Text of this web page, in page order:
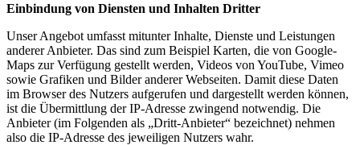
Einbindung von Diensten und Inhalten Dritter
Unser Angebot umfasst mitunter Inhalte, Dienste und Leistungen
anderer Anbieter. Das sind zum Beispiel Karten, die von Google-
Maps zur Verfügung gestellt werden, Videos von YouTube, Vimeo
sowie Grafiken und Bilder anderer Webseiten. Damit diese Daten
im Browser des Nutzers aufgerufen und dargestellt werden können,
ist die Übermittlung der IP-Adresse zwingend notwendig. Die
Anbieter (im Folgenden als „Dritt-Anbieter“ bezeichnet) nehmen
also die IP-Adresse des jeweiligen Nutzers wahr.